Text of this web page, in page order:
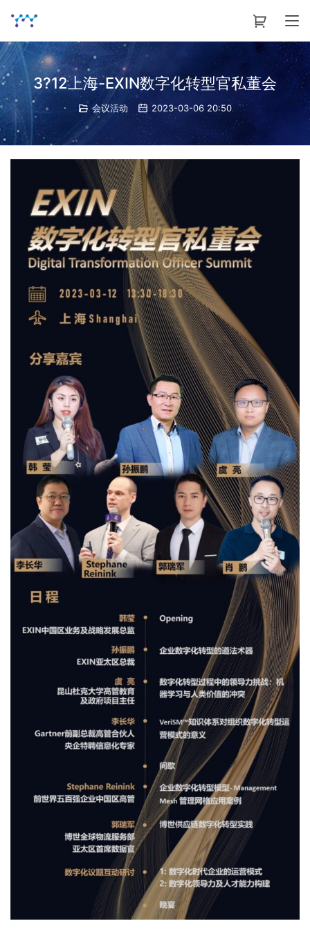
3?12上海-EXIN数字化转型官私董会
会议活动 2023-03-06 20:50